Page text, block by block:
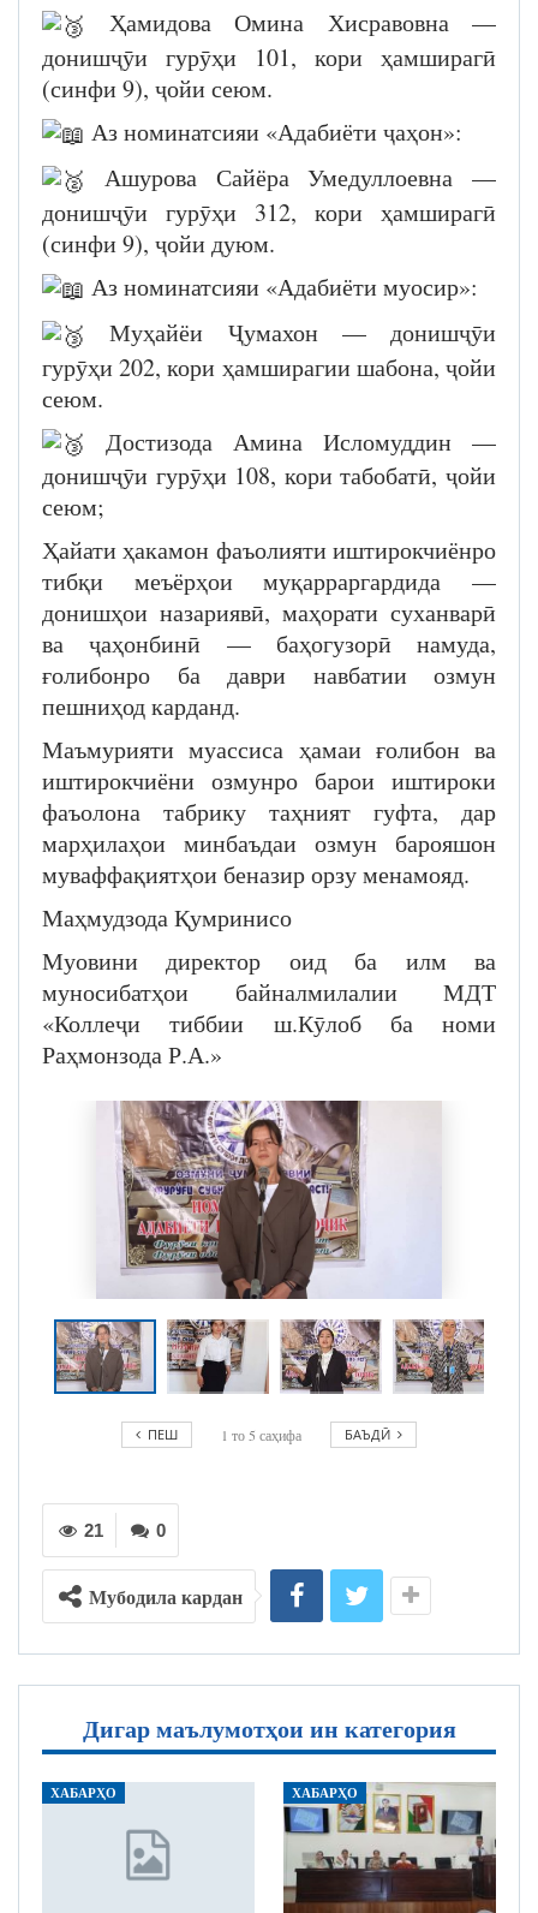
Ҳамидова Омина Хисравовна —
донишҷӯи гурӯҳи 101, кори ҳамширагӣ
(синфи 9), ҷойи сеюм.
Аз номинатсияи «Адабиёти ҷаҳон»:
Ашурова Сайёра Умедуллоевна —
донишҷӯи гурӯҳи 312, кори ҳамширагӣ
(синфи 9), ҷойи дуюм.
Аз номинатсияи «Адабиёти муосир»:
Муҳайёи Ҷумахон — донишҷӯи
гурӯҳи 202, кори ҳамширагии шабона, ҷойи
сеюм.
Достизода Амина Исломуддин —
донишҷӯи гурӯҳи 108, кори табобатӣ, ҷойи
сеюм;
Ҳайати ҳакамон фаъолияти иштирокчиёнро
тибқи меъёрҳои муқарраргардида —
донишҳои назариявӣ, маҳорати суханварӣ
ва ҷаҳонбинӣ — баҳогузорӣ намуда,
ғолибонро ба даври навбатии озмун
пешниҳод карданд.
Маъмурияти муассиса ҳамаи ғолибон ва
иштирокчиёни озмунро барои иштироки
фаъолона табрику таҳният гуфта, дар
марҳилаҳои минбаъдаи озмун барояшон
муваффақиятҳои беназир орзу менамояд.
Маҳмудзода Қумринисо
Муовини директор оид ба илм ва
муносибатҳои байналмилалии МДТ
«Коллеҷи тиббии ш.Кӯлоб ба номи
Раҳмонзода Р.А.»
ПЕШ 1 то 5 саҳифа БАЪДӢ
0
21
Мубодила кардан
Дигар маълумотҳои ин категория
ХАБАРҲО ХАБАРҲО